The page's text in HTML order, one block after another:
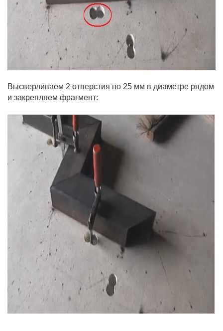
Высверливаем 2 отверстия по 25 мм в диаметре рядом
и закрепляем фрагмент: